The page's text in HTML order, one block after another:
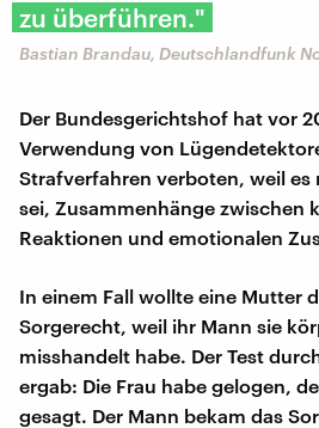
zu überführen."
Bastian Brandau, Deutschlandfunk
Der Bundesgerichtshof hat vor
Verwendung von
Strafverfahren verboten, weil
sei, Zusammenhänge zwischen
Reaktionen und emotionalen
In einem Fall wollte eine Mutter
Sorgerecht, weil ihr Mann sie
misshandelt habe. Der Test
ergab: Die Frau habe gelogen,
gesagt. Der Mann bekam das